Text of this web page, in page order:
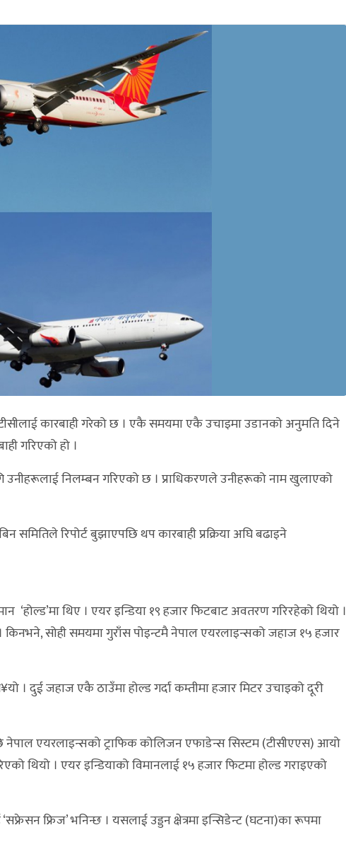
कारबाही गरेको छ । एकै समयमा एकै उचाइमा उडानको अनुमति दिने
गरिएको हो ।
उनीहरूलाई निलम्बन गरिएको छ । प्राधिकरणले उनीहरूको नाम खुलाएको
समितिले रिपोर्ट बुझाएपछि थप कारबाही प्रक्रिया अघि बढाइने
‘होल्ड’मा थिए । एयर इन्डिया १९ हजार फिटबाट अवतरण गरिरहेको थियो ।
। किनभने, सोही समयमा गुराँस पोइन्टमै नेपाल एयरलाइन्सको जहाज १५ हजार
। दुई जहाज एकै ठाउँमा होल्ड गर्दा कम्तीमा हजार मिटर उचाइको दूरी
नेपाल एयरलाइन्सको ट्राफिक कोलिजन एफाडेन्स सिस्टम (टीसीएएस) आयो
थियो । एयर इन्डियाको विमानलाई १५ हजार फिटमा होल्ड गराइएको
फ्रिज’ भनिन्छ । यसलाई उड्डन क्षेत्रमा इन्सिडेन्ट (घटना)का रूपमा